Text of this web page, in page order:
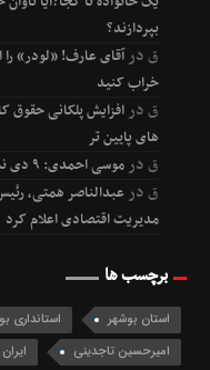
بپردازند؟
قدرآقای عارف! «لودر» را
خراب کنید
قدر
های پایین تر
قدرموسی احمدی: ۹ دی نماد پیوند آگاهانه مردم با ولایت و رهبری است
قدر عبدالناصر همتی،
مدیریت اقتصادی اعلام کرد
برچسب ها
استان بوشهر استانداری
امیرحسین تاجدینی